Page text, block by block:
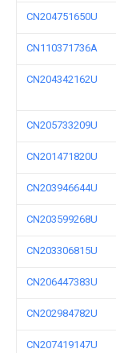
CN204751650U
CN110371736A
CN204342162U
CN205733209U
CN201471820U
CN203946644U
CN203599268U
CN203306815U
CN206447383U
CN202984782U
CN207419147U